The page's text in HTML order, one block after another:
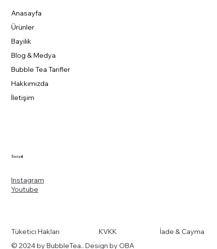
Anasayfa
Ürünler
Bayilik
Blog & Medya
Bubble Tea Tarifler
Hakkımızda
İletişim
Sosyal
Instagram
Youtube
© 2024 by BubbleTea.. Design by OBA
KVKK
Tüketici Hakları İade & Cayma